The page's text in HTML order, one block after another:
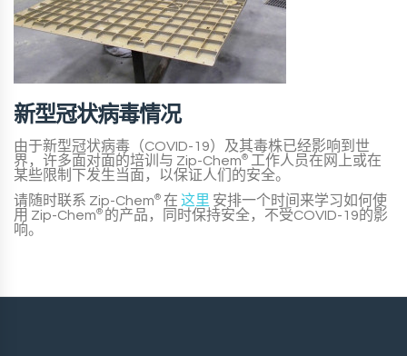
新型冠状病毒情况
由于新型冠状病毒（COVID-19）及其毒株已经影响到世
界，许多面对面的培训与 Zip-Chem® 工作人员在网上或在
某些限制下发生当面，以保证人们的安全。
请随时联系 Zip-Chem® 在 这里 安排一个时间来学习如何使
用 Zip-Chem® 的产品，同时保持安全，不受COVID-19的影
响。